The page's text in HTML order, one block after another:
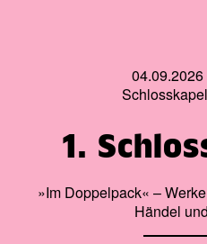
1.
»Im Doppelpack« –
Händel